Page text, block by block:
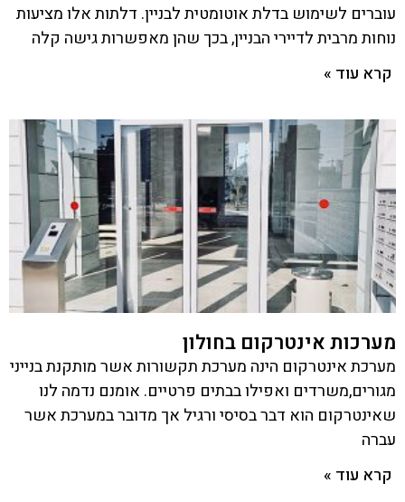
עוברים לשימוש בדלת אוטומטית לבניין. דלתות אלו מציעות
נוחות מרבית לדיירי הבניין, בכך שהן מאפשרות גישה קלה
קרא עוד »
מערכות אינטרקום בחולון
מערכת אינטרקום הינה מערכת תקשורות אשר מותקנת בנייני
מגורים,משרדים ואפילו בבתים פרטיים. אומנם נדמה לנו
שאינטרקום הוא דבר בסיסי ורגיל אך מדובר במערכת אשר
עברה
קרא עוד »